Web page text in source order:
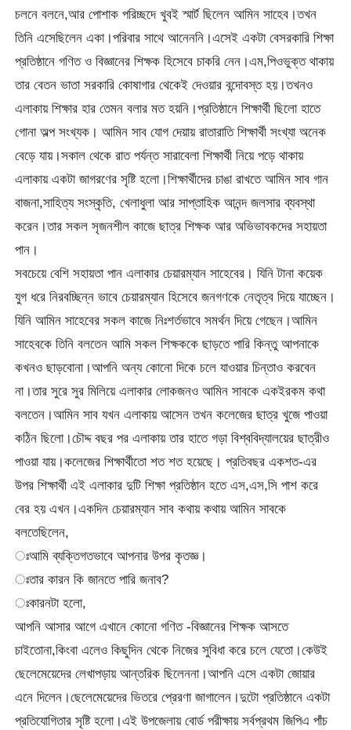
চলনে বলনে,আর পোশাক পরিচ্ছদে খুবই স্মার্ট ছিলেন আমিন সাহেব।তখন
তিনি এসেছিলেন একা।পরিবার সাথে আনেননি।এসেই একটা বেসরকারি শিক্ষা
প্রতিষ্ঠানে গণিত ও বিজ্ঞানের শিক্ষক হিসেবে চাকরি নেন।এম,পিওভুক্ত থাকায়
তার বেতন ভাতা সরকারি কোষাগার থেকেই দেওয়ার বন্দোবস্ত হয়।তখনও
এলাকায় শিক্ষার হার তেমন বলার মত হয়নি।প্রতিষ্ঠানে শিক্ষার্থী ছিলো হাতে
গোনা অল্প সংখ্যক। আমিন সাব যোগ দেয়ায় রাতারাতি শিক্ষার্থী সংখ্যা অনেক
বেড়ে যায়।সকাল থেকে রাত পর্যন্ত সারাবেলা শিক্ষার্থী নিয়ে পড়ে থাকায়
এলাকায় একটা জাগরণের সৃষ্টি হলো।শিক্ষার্থীদের চাঙা রাখতে আমিন সাব গান
বাজনা,সাহিত্য সংস্কৃতি, খেলাধুলা আর সাপ্তাহিক আনন্দ জলসার ব্যবস্থা
করেন।তার সকল সৃজনশীল কাজে ছাত্র শিক্ষক আর অভিভাবকদের সহায়তা
পান।
সবচেয়ে বেশি সহায়তা পান এলাকার চেয়ারম্যান সাহেবের। যিনি টানা কয়েক
যুগ ধরে নিরবচ্ছিন্ন ভাবে চেয়ারম্যান হিসেবে জনগণকে নেতৃত্ব দিয়ে যাচ্ছেন।
যিনি আমিন সাহেবের সকল কাজে নিঃশর্তভাবে সমর্থন দিয়ে গেছেন।আমিন
সাহেবকে তিনি বলতেন আমি সকল শিক্ষককে ছাড়তে পারি কিন্তু আপনাকে
কখনও ছাড়বোনা।আপনি অন্য কোনো দিকে চলে যাওয়ার চিন্তাও করবেন
না।তার সুরে সুর মিলিয়ে এলাকার লোকজনও আমিন সাবকে একইরকম কথা
বলতেন।আমিন সাব যখন এলাকায় আসেন তখন কলেজের ছাত্র খুজে পাওয়া
কঠিন ছিলো।চৌদ্দ বছর পর এলাকায় তার হাতে গড়া বিশ্ববিদ্যালয়ের ছাত্রীও
পাওয়া যায়।কলেজের শিক্ষার্থীতো শত শত হয়েছে। প্রতিবছর একশত-এর
উপর শিক্ষার্থী এই এলাকার দুটি শিক্ষা প্রতিষ্ঠান হতে এস,এস,সি পাশ করে
বের হয় এখন।একদিন চেয়ারম্যান সাব কথায় কথায় আমিন সাবকে
বলতেছিলেন,
ঃআমি ব্যক্তিগতভাবে আপনার উপর কৃতজ্ঞ।
ঃতার কারন কি জানতে পারি জনাব?
ঃকারনটা হলো,
আপনি আসার আগে এখানে কোনো গণিত -বিজ্ঞানের শিক্ষক আসতে
চাইতোনা,কিংবা এলেও কিছুদিন থেকে নিজের সুবিধা করে চলে যেতো।কেউই
ছেলেমেয়েদের লেখাপড়ায় আন্তরিক ছিলেননা।আপনি এসে একটা জোয়ার
এনে দিলেন।ছেলেমেয়েদের ভিতরে প্রেরণা জাগালেন।দুটো প্রতিষ্ঠানে একটা
প্রতিযোগিতার সৃষ্টি হলো।এই উপজেলায় বোর্ড পরীক্ষায় সর্বপ্রথম জিপিএ পাঁচ